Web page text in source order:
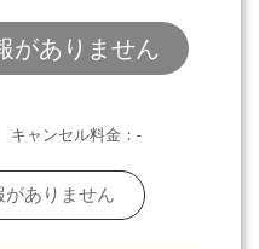
がありません
キャンセル料金：-
ありません